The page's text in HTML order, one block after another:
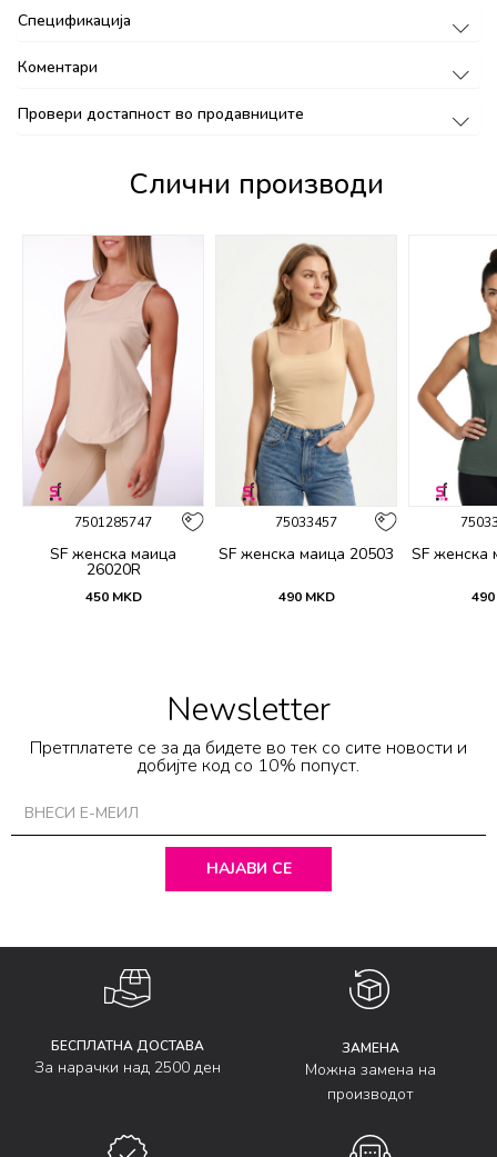
Спецификација
Коментари
Провери достапност во продавниците
Слични производи
7501285747
SF женска маица
26020R
450 MKD
75033457
SF женска маица 20503
490 MKD
SF женска
490
Newsletter
Претплатете се за да бидете во тек со сите новости и
добијте код со 10% попуст.
НАЈАВИ СЕ
БЕСПЛАТНА ДОСТАВА
За нарачки над 2500 ден
ЗАМЕНА
Можна замена на
производот